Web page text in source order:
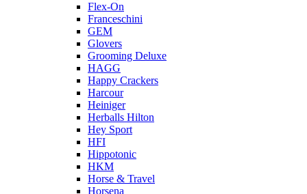
Flex-On
Franceschini
GEM
Glovers
Grooming Deluxe
HAGG
Happy Crackers
Harcour
Heiniger
Herballs Hilton
Hey Sport
HFI
Hippotonic
HKM
Horse & Travel
Horsena